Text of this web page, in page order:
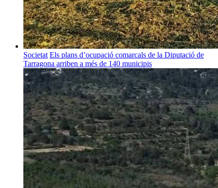
Societat Els plans d’ocupació comarcals de la Diputació de
Tarragona arriben a més de 140 municipis